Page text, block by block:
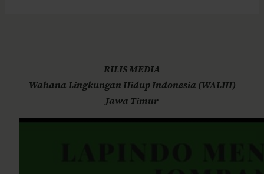
RILIS MEDIA
Wahana Lingkungan Hidup Indonesia (WALHI)
Jawa Timur